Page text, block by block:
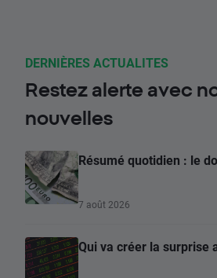
DERNIÈRES ACTUALITES
Restez alerte avec
nouvelles
Résumé quotidien : le
7 août 2026
Qui va créer la surprise